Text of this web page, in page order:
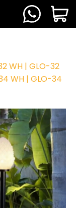
WH | GLO-32
WH | GLO-34